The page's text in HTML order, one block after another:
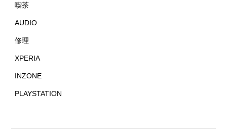
喫茶
AUDIO
修理
XPERIA
INZONE
PLAYSTATION